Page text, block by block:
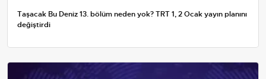
Taşacak Bu Deniz 13. bölüm neden yok? TRT 1, 2 Ocak yayın planını
değiştirdi